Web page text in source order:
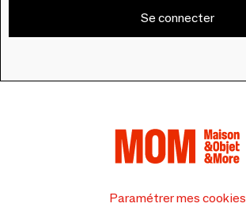
Se connecter
Paramétrer mes cookies